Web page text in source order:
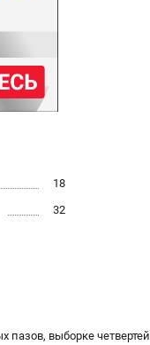
18
32
пазов, выборке четвертей